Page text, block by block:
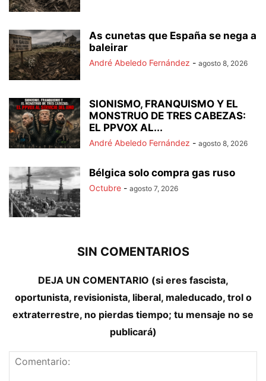
As cunetas que España se nega a
baleirar
André Abeledo Fernández - agosto 8, 2026
SIONISMO, FRANQUISMO Y EL
MONSTRUO DE TRES CABEZAS:
EL PPVOX AL...
André Abeledo Fernández - agosto 8, 2026
Bélgica solo compra gas ruso
Octubre - agosto 7, 2026
SIN COMENTARIOS
DEJA UN COMENTARIO (si eres fascista,
oportunista, revisionista, liberal, maleducado, trol o
extraterrestre, no pierdas tiempo; tu mensaje no se
publicará)